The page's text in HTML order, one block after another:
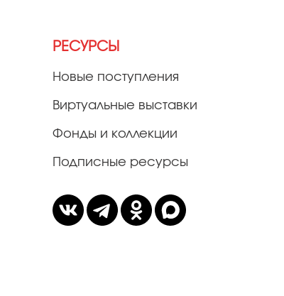
РЕСУРСЫ
Новые поступления
Виртуальные выставки
Фонды и коллекции
Подписные ресурсы